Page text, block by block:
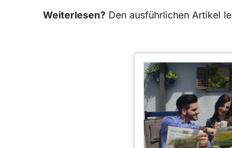
Weiterlesen? Den ausführlichen Artikel